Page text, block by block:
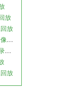
放
放
12月10日 世界杯1/4决赛 克罗地亚vs巴西 全场录像回放
12月09日 中超第30轮 沧州雄狮vs武汉长江 全场录像回放
放